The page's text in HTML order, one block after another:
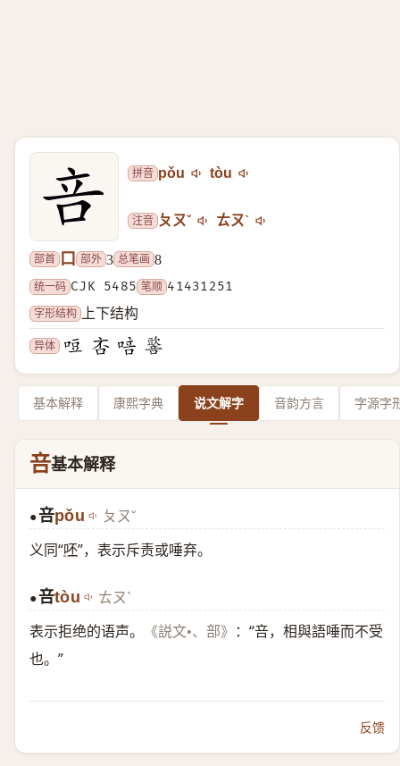
拼音 pǒu tòu
注音 ㄆㄡˇ ㄊㄡˋ
部首 口 部外 3 总笔画 8
统一码 CJK 5485 笔顺 41431251
字形结构
上下结构
异体
基本解释 康熙字典 说文解字 音韵方言 字源字
咅基本解释
●咅pǒu ㄆㄡˇ
义同“呸”，表示斥责或唾弃。
●咅tòu ㄊㄡˋ
表示拒绝的语声。 《説文•、部》
：“咅，相與語唾而不受
也。”
反馈